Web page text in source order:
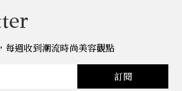
每週收到潮流時尚美容觀點
訂閱